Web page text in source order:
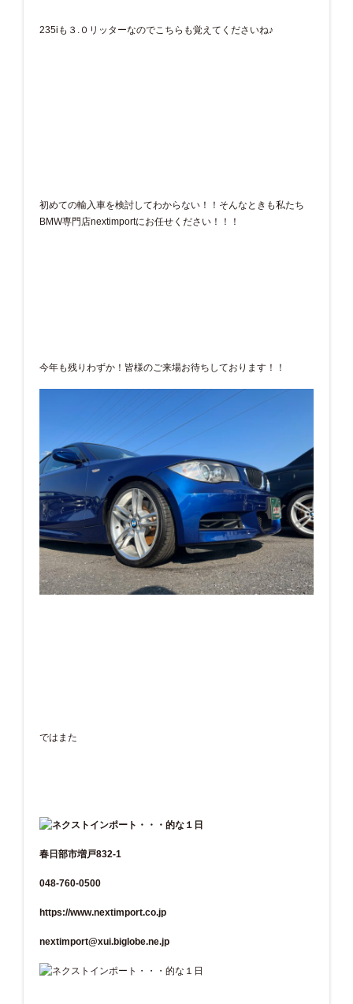
235iも３.０リッターなのでこちらも覚えてくださいね♪
初めての輸入車を検討してわからない！！そんなときも私たち
BMW専門店nextimportにお任せください！！！
今年も残りわずか！皆様のご来場お待ちしております！！
ではまた
春日部市増戸832-1
048-760-0500
https://www.nextimport.co.jp
nextimport@xui.biglobe.ne.jp